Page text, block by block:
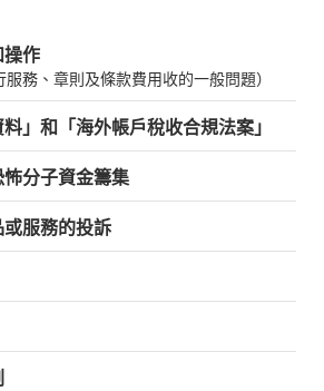
操作
服務、章則及條款費用收的一般問題）
料」和「海外帳戶稅收合規法案」
分子資金籌集
服務的投訴